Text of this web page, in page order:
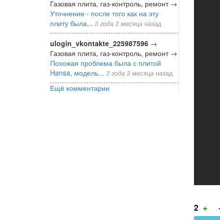
Газовая плита, газ-контроль, ремонт →
Уточнение - после того как на эту
плиту была... 3 года 3 месяца назад
ulogin_vkontakte_225987596 →
Газовая плита, газ-контроль, ремонт →
Похожая проблема была с плитой
Hansa, модель... 3 года 3 месяца назад
Ещё комментарии
2 +